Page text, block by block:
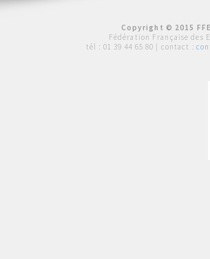
Copyright © 2015
Fédération Française des
tél : 01 39 44 65 80 | contact :